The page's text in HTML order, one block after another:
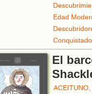
Edad
El
ACEITUNO,